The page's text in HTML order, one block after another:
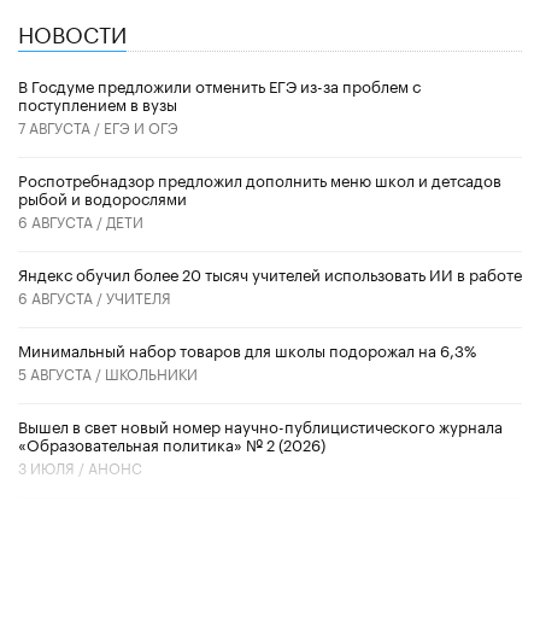
НОВОСТИ
В Госдуме предложили отменить ЕГЭ из-за проблем с
поступлением в вузы
7 АВГУСТА / ЕГЭ И ОГЭ
Роспотребнадзор предложил дополнить меню школ и детсадов
рыбой и водорослями
6 АВГУСТА / ДЕТИ
​Яндекс обучил более 20 тысяч учителей использовать ИИ в работе
6 АВГУСТА /УЧИТЕЛЯ
Минимальный набор товаров для школы подорожал на 6,3%
5 АВГУСТА / ШКОЛЬНИКИ
Вышел в свет новый номер научно-публицистического журнала
«Образовательная политика» № 2 (2026)
3 ИЮЛЯ / АНОНС